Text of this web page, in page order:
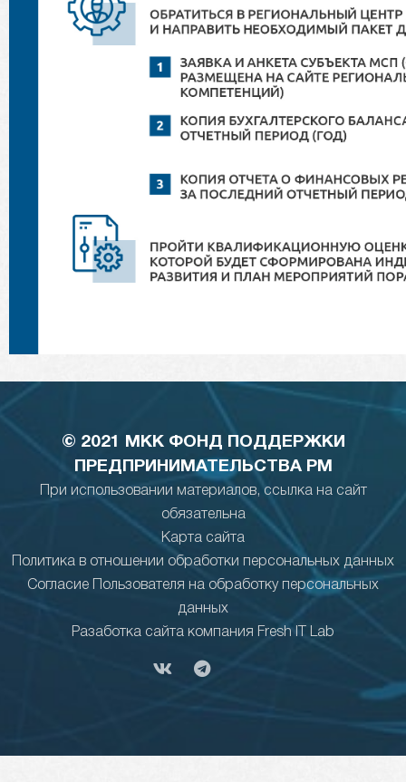
© 2021 МКК ФОНД ПОДДЕРЖКИ
ПРЕДПРИНИМАТЕЛЬСТВА РМ
При использовании материалов, ссылка на сайт
обязательна
Карта сайта
Политика в отношении обработки персональных данных
Согласие Пользователя на обработку персональных
данных
Разаботка сайта компания Fresh IT Lab